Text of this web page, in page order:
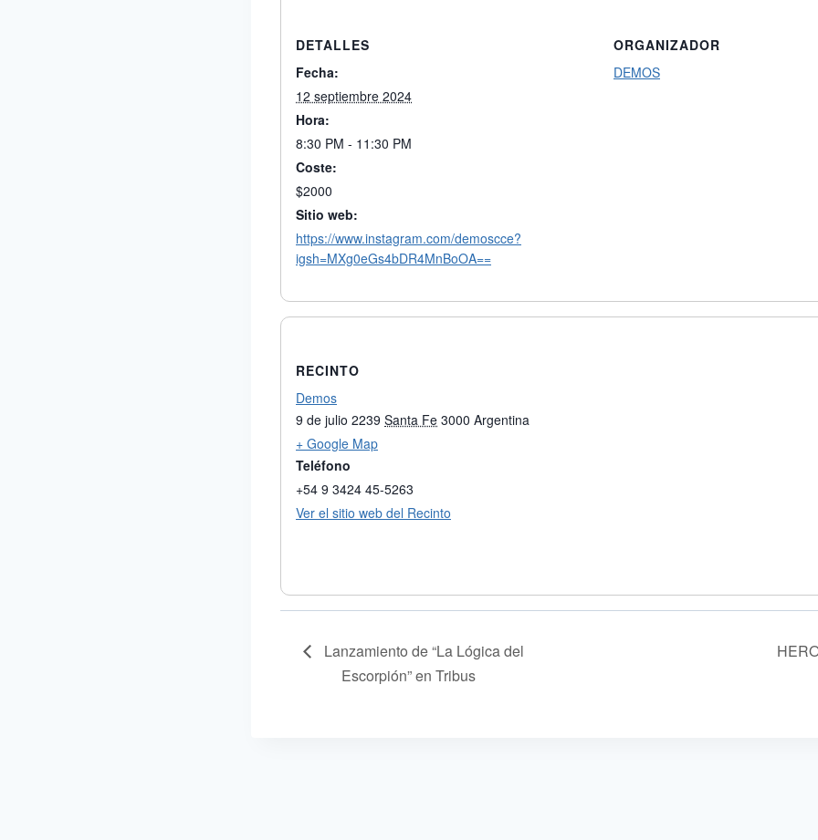
DETALLES
Fecha:
12 septiembre 2024
Hora:
8:30 PM - 11:30 PM
Coste:
$2000
Sitio web:
https://www.instagram.com/demoscce?
igsh=MXg0eGs4bDR4MnBoOA==
ORGANIZADOR
DEMOS
RECINTO
Demos
9 de julio 2239 Santa Fe 3000 Argentina
+ Google Map
Teléfono
+54 9 3424 45-5263
Ver el sitio web del Recinto
Lanzamiento de “La Lógica del
Escorpión” en Tribus